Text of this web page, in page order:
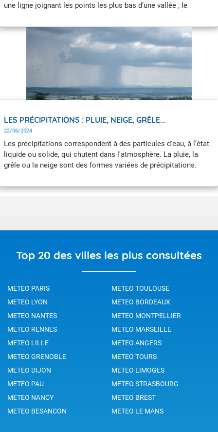
une ligne joignant les points les plus bas d’une vallée ; le
vallées.
LES PRÉCIPITATIONS : PLUIE, NEIGE, GRÊLE...
22/06/2024
Les précipitations correspondent à des particules d'eau, à l’état
liquide ou solide, qui chutent dans l'atmosphère. La pluie, la
grêle ou la neige sont des formes variées de précipitations.
Top 20 des villes les plus consultées
METEO PARIS
METEO TOULOUSE
METEO LYON
METEO BORDEAUX
METEO NANTES
METEO MONTPELLIER
METEO RENNES
METEO MARSEILLE
METEO LILLE
METEO ANGERS
METEO GRENOBLE
METEO TOURS
METEO DIJON
METEO LIMOGES
METEO PAU
METEO STRASBOURG
METEO NANCY
METEO BREST
METEO BESANCON
METEO LE MANS